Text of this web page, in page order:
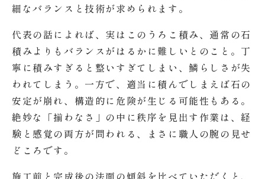
細なバランスと技術が求められます。
代表の話によれば、実はこのうろこ積み、通常の石
積みよりもバランスがはるかに難しいとのこと。丁
寧に積みすぎると整いすぎてしまい、鱗らしさが失
われてしまう。一方で、適当に積んでしまえば石の
安定が崩れ、構造的に危険が生じる可能性もある。
絶妙な「揃わなさ」の中に秩序を見出す作業は、経
験と感覚の両方が問われる、まさに職人の腕の見せ
どころです。
施工前と完成後の法面の傾斜を比べていただくと、